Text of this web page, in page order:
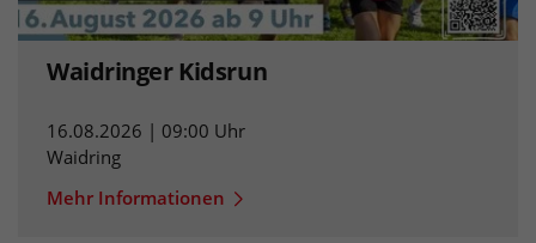
Waidringer Kidsrun
16.08.2026 | 09:00 Uhr
Waidring
Mehr Informationen